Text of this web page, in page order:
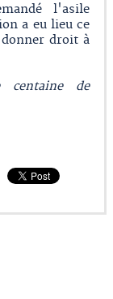
l'asile
a eu lieu ce
droit à
centaine de